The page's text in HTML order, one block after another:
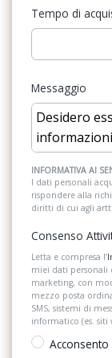
Sedili anteriori
Sistema audio
Sistema di
Sistema di
Sistema di
Sistema telefonico
Sospensioni
Specchietti
Spoiler
Strumentazione
Dispositivo
Elementi estetici
Freno di
Gruppi ottici
Gusci specchietti
Illuminazione
Impianto frenante
Inserti in vernice
Kit riparazione
Lane departure
Listelli sottoporta
Tempo di
Messaggio
INFORMATIVA AI
I dati personali
rispondere alla
diritti di cui agli artt.
Consenso
Letta e compresa l’
miei dati personali
marketing, con
mezzo posta
SMS, sistemi di
informatico (es. siti
Acconsento